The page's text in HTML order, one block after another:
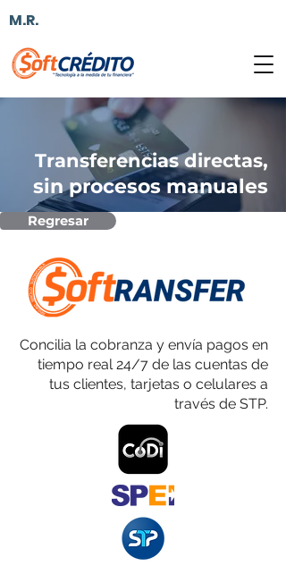
M.R.
Transferencias directas,
sin procesos manuales
Regresar
Concilia la cobranza y envía pagos en
tiempo real 24/7 de las cuentas de
tus clientes, tarjetas o celulares a
través de STP.